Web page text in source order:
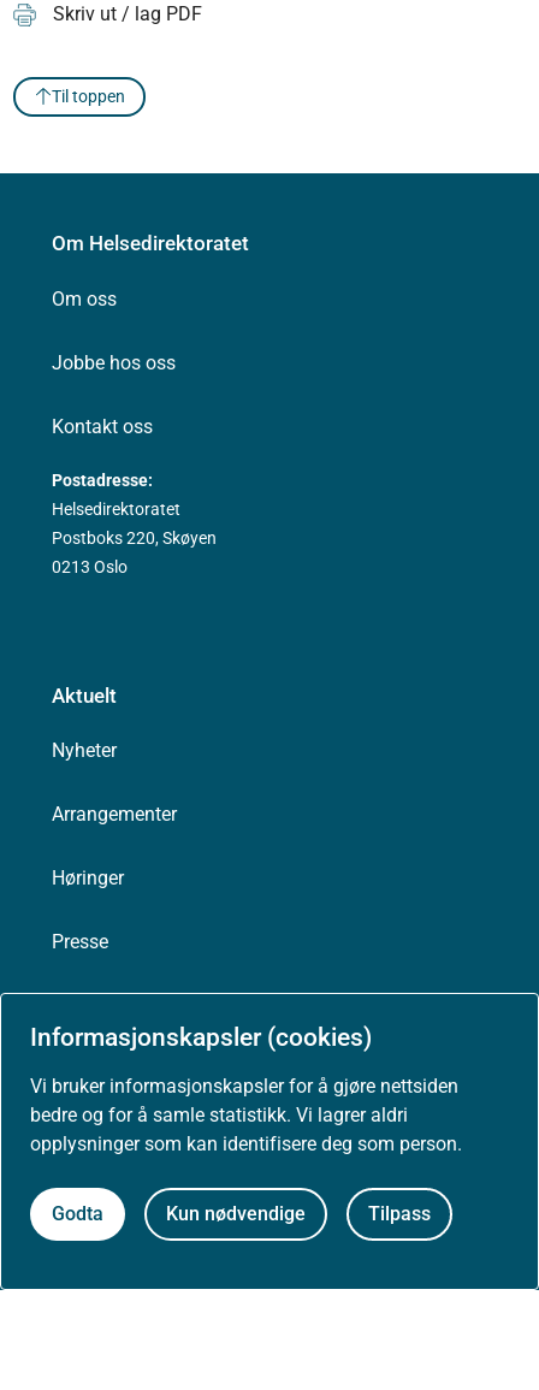
Informasjonskapsler (cookies)
Vi bruker informasjonskapsler for å gjøre nettsiden
bedre og for å samle statistikk. Vi lagrer aldri
opplysninger som kan identifisere deg som person.
Godta Kun nødvendige Tilpass
Skriv ut / lag PDF
Til toppen
Om Helsedirektoratet
Om oss
Jobbe hos oss
Kontakt oss
Postadresse:
Helsedirektoratet
Postboks 220, Skøyen
0213 Oslo
Aktuelt
Nyheter
Arrangementer
Høringer
Presse
Om nettstedet
Personvernerklæring
Tilgjengelighetserklæring (uustatus.no)